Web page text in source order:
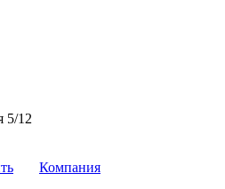
5/12
Компания